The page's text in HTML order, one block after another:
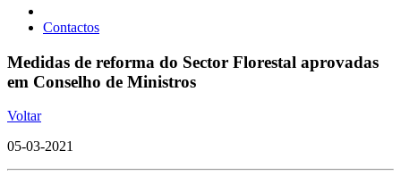
Contactos
Medidas de reforma do Sector Florestal aprovadas
em Conselho de Ministros
Voltar
05-03-2021